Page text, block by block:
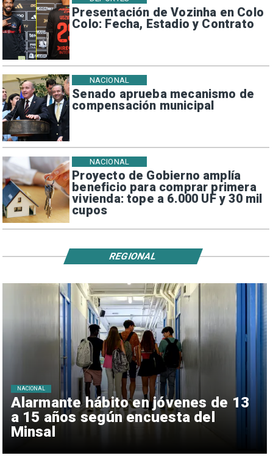
Presentación de Vozinha en Colo
Colo: Fecha, Estadio y Contrato
Senado aprueba mecanismo de
compensación municipal
NACIONAL
Proyecto de Gobierno amplía
beneficio para comprar primera
vivienda: tope a 6.000 UF y 30 mil
cupos
NACIONAL
Alarmante hábito en jóvenes de 13
a 15 años según encuesta del
Minsal
NACIONAL
REGIONAL